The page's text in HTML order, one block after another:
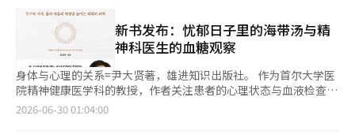
比对方更强大或狡猾，而是通过延迟决策和争取提问时间，分离关
系与请求，从而创造不易被操控的条件。 作者林哲雄是工业工程
博士及心理对话专家。他曾担任浦项科技大学人机工程研究室的顾
问研究员，并在建国大学教授管理学。曾任IGM世界经营研究院教
授及院长、太雄信息技术公司CEO，并创立了心理对话LBC。自
2012年以来，他通过播客和YouTube进行了超过1000次咨询，目
前运营着拥有15万订阅者的YouTube频道“心理对话LBC”。 作
本身与战后全球贸易和供应链如何重组的历史案例和数据，并提出
在不确定性中有效的投资组合策略。在日益加剧的K型经济中，他
区分了上升的上层和崩溃的下层。此外，他总结了新任美联储主席
凯文·沃什的货币政策基调，同时指出特朗普政府在中期选举前将
难以忽视物价上涨这一变量。关于人工智能革命，他分析了人工智
能是否能够通过提高生产力创造出高增长、低通胀的理想经济环境
等多种情景。 “如果美联储官员担心降息会导致通货膨胀的固
多利亚与阿尔伯特博物馆的雕塑展厅，面对前所未见的新‘艺术问
题’。更准确地说，她看到了用石膏制成的作品《大卫》的胯部挂
着一对巨大的睾丸和垂下的阴茎。‘过于人性化的解剖学’在重视
禁欲和节制的女王眼中，甚至在维多利亚时代的道德观念中，显得
过于露骨。解决方案出奇简单。制作了一个可以挂上去又能取下的
可拆卸‘无花果树叶’雕塑，以遮盖‘大卫的生殖器’。每次王室
成员参观博物馆时，这片人工叶子都会小心翼翼地覆盖在作品
共同营造的文化。 作者基于在LG电子和LG集团负责人事和社会责
任（CSR）的经验，介绍了国内外企业的案例，具体展示了在实践
中哪些成功，哪些失败，以更接地气的视角解读ESG。※ 本报道经
人工智能（AI）系统翻译与编辑。
无力感和抑郁。作者建议，早晨应摄入足够的蛋白质而非糖分，在
焦虑的日子里用水代替咖啡。特别是为了摆脱压力激素皮质醇和加
剧炎症反应的“反刍”思维，建议转变思维方式，例如“下次我可
以怎么做得不同”。 不要太过认真=赫尔曼·黑塞著，裴明子译，
皮卡出版社。 这是赫尔曼·黑塞在国内首次公开的未发表选集，
汇集了此前未在国内介绍的散文、诗歌和随笔。黑塞的老朋友R.J.
休姆曾称他为“老小孩和少年般的智者”。书中收录了休姆记忆中
的黑塞的机智、幽默和讽刺的文字。 书末的“他人眼中的黑
新书发布：忧郁日子里的海带汤与精
神科医生的血糖观察
身体与心理的关系=尹大贤著，雄进知识出版社。 作为首尔大学医
院精神健康医学科的教授，作者关注患者的心理状态与血液检查结
果之间的关系。他强调：“我们的情绪状态不仅由脑内的神经递质
2026-06-30 01:04:00